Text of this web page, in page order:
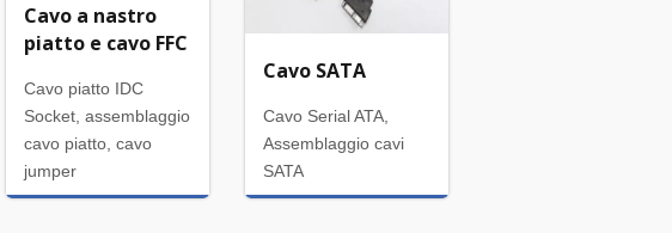
Cavo a nastro
piatto e cavo FFC
Cavo piatto IDC
Socket, assemblaggio
cavo piatto, cavo
jumper
Cavo SATA
Cavo Serial ATA,
Assemblaggio cavi
SATA